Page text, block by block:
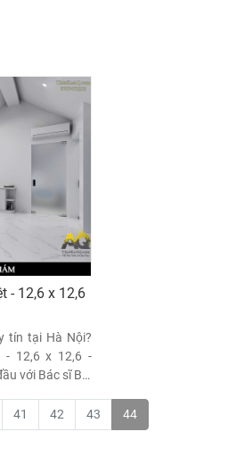
- 12,6 x 12,6
tín tại Hà Nội?
- 12,6 x 12,6 -
với Bác sĩ Bùi
phá các dịch
41 42 43 44